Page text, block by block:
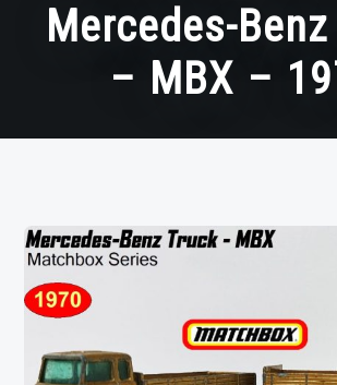
Mercedes-
– MBX –